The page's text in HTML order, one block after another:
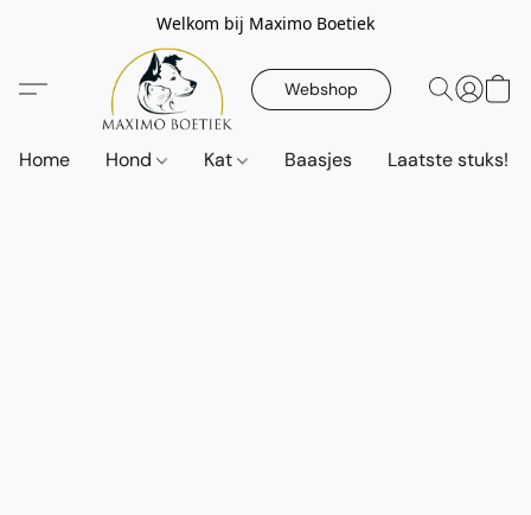
Welkom bij Maximo Boetiek
Webshop
Home Hond Kat Baasjes Laatste stuks!